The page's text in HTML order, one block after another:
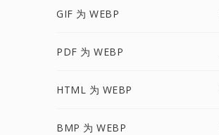
GIF 为 WEBP
PDF 为 WEBP
HTML 为 WEBP
BMP 为 WEBP